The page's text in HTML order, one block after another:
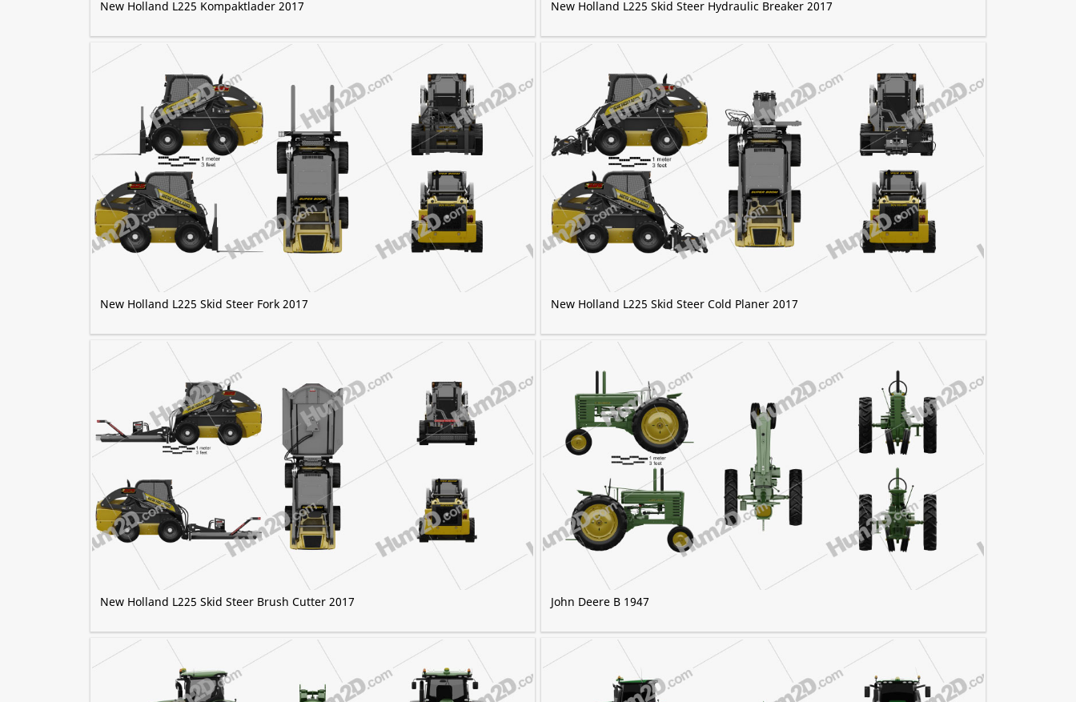
New Holland L225 Kompaktlader 2017 New Holland L225 Skid Steer Hydraulic Breaker 2017
New Holland L225 Skid Steer Fork 2017 New Holland L225 Skid Steer Cold Planer 2017
New Holland L225 Skid Steer Brush Cutter 2017 John Deere B 1947